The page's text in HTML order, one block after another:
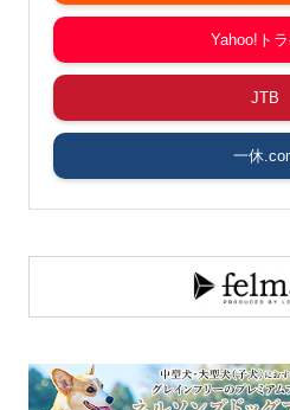
Yahoo!ト
JTB
一休